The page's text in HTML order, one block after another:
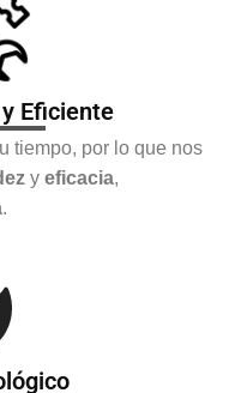
Eficiente
tiempo, por lo que nos
y eficacia,
.